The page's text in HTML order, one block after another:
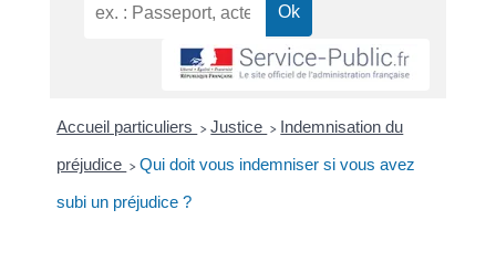
Accueil particuliers > Justice > Indemnisation du
préjudice > Qui doit vous indemniser si vous avez
subi un préjudice ?